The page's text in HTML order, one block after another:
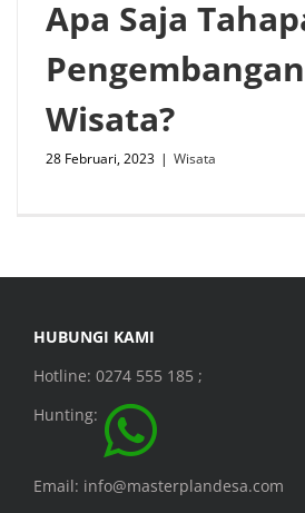
Apa Saja
Wisata?
28 Februari, 2023 | Wisata
HUBUNGI KAMI
Hotline: 0274 555 185 ;
Hunting:
Email: info@masterplandesa.com